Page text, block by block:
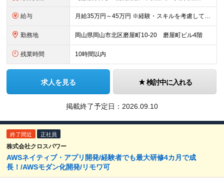
給与 月給35万円～45万円 ※経験・スキルを考慮して決定します。 ※残業代は別途全額支給します。 まずはご経験をお聞かせください。
勤務地 岡山県岡山市北区磨屋町10-20 磨屋町ビル4階
残業時間 10時間以内
求人を見る 検討中に入れる
掲載終了予定日： 2026.09.10
終了間近 正社員
株式会社クロスパワー
AWSネイティブ・アプリ開発/経験者でも最大研修4カ月で成
長！/AWSモダン化開発/リモワ可